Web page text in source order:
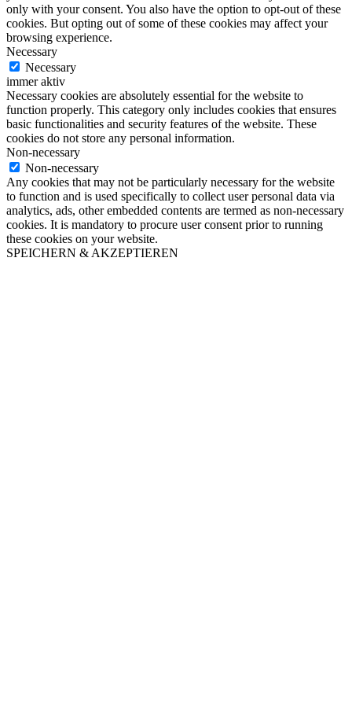
only with your consent. You also have the option to opt-out of these
cookies. But opting out of some of these cookies may affect your
browsing experience.
Necessary
Necessary
immer aktiv
Necessary cookies are absolutely essential for the website to
function properly. This category only includes cookies that ensures
basic functionalities and security features of the website. These
cookies do not store any personal information.
Non-necessary
Non-necessary
Any cookies that may not be particularly necessary for the website
to function and is used specifically to collect user personal data via
analytics, ads, other embedded contents are termed as non-necessary
cookies. It is mandatory to procure user consent prior to running
these cookies on your website.
SPEICHERN & AKZEPTIEREN